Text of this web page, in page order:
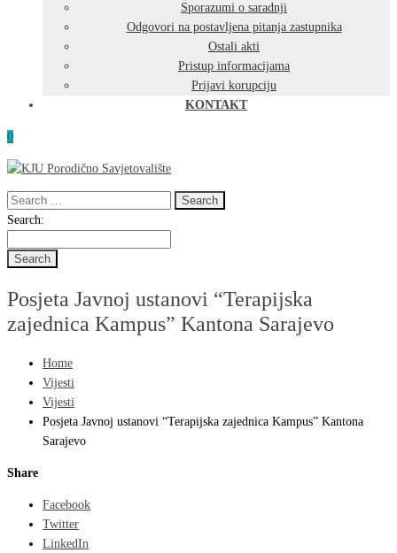
Sporazumi o saradnji
Odgovori na postavljena pitanja zastupnika
Ostali akti
Pristup informacijama
Prijavi korupciju
KONTAKT
0
Search
for:
Search
Search:
Posjeta Javnoj ustanovi “Terapijska
zajednica Kampus” Kantona Sarajevo
Home
Vijesti
Vijesti
Posjeta Javnoj ustanovi “Terapijska zajednica Kampus” Kantona
Sarajevo
Share
Facebook
Twitter
LinkedIn